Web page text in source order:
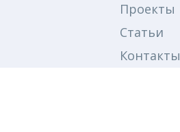
Проекты
Статьи
Контакты